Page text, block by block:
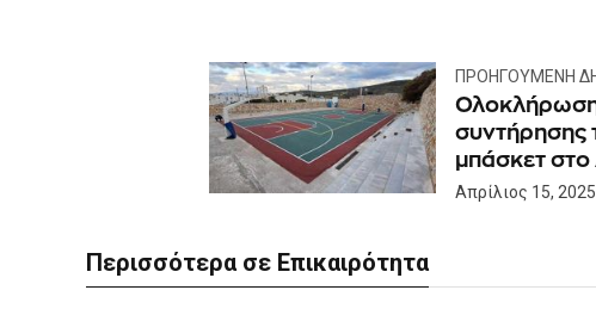
ΠΡΟΗΓΟΎΜΕΝΗ
συντήρησης
μπάσκετ
Απρίλιος 15, 2025
Περισσότερα σε Επικαιρότητα